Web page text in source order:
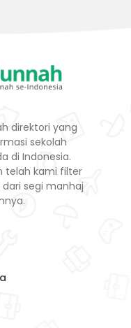
direktori yang
sekolah
di Indonesia.
telah kami filter
segi manhaj